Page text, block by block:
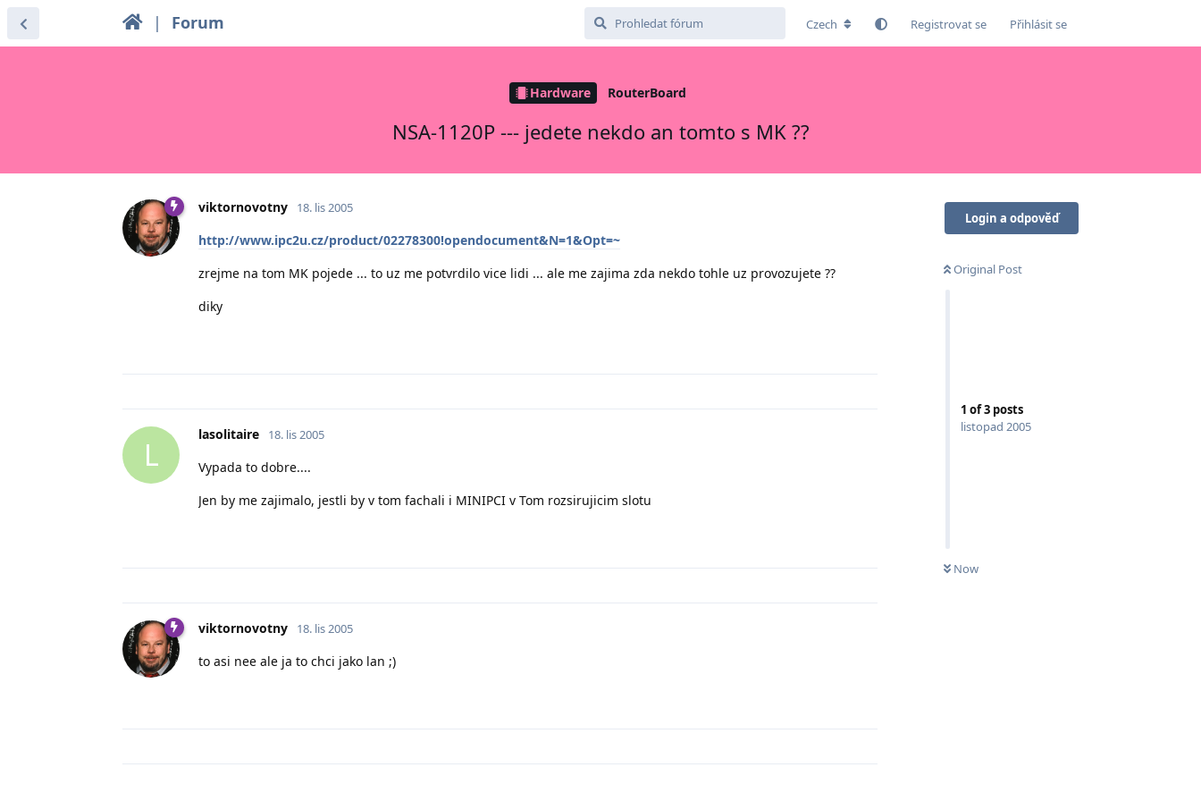
| Forum Czech Registrovat se Přihlásit se
Hardware RouterBoard
NSA-1120P --- jedete nekdo an tomto s MK ??
Login a odpověď
Original Post
1 of3 posts
listopad 2005
Now
viktornovotny 18. lis 2005
http://www.ipc2u.cz/product/02278300!opendocument&N=1&Opt=~
zrejme na tom MK pojede ... to uz me potvrdilo vice lidi ... ale me zajima zda nekdo tohle uz provozujete ??
diky
L
lasolitaire 18. lis 2005
Vypada to dobre....
Jen by me zajimalo, jestli by v tom fachali i MINIPCI v Tom rozsirujicim slotu
viktornovotny 18. lis 2005
to asi nee ale ja to chci jako lan ;)